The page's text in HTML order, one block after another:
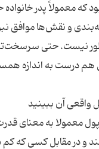
که معمولاً پدر
نیست. حتی
پول معمولا به معنای